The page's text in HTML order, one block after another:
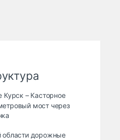
Курск – Касторное
мост через
дорожные